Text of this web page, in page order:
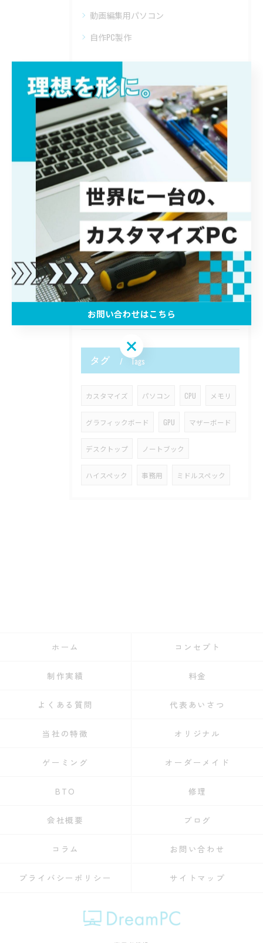
動画編集用パソコン
自作PC製作
最近の投稿 Recent Posts
2026/07/29
2026/07/29
ゲーミングパソコンのセール時期と最安値購入の攻略ポイントを徹底解説
2026/05/30
VR用PCの必要スペックを徹底比較し後悔しない選び方までわかる完全ガイド
タグ Tags
カスタマイズ パソコン CPU メモリ
グラフィックボード GPU マザーボード
デスクトップ ノートブック
ハイスペック 事務用 ミドルスペック
ホーム コンセプト
制作実績 料金
よくある質問 代表あいさつ
当社の特徴 オリジナル
ゲーミング オーダーメイド
BTO 修理
会社概要 ブログ
コラム お問い合わせ
プライバシーポリシー サイトマップ
お問い合わせはこちら
お問い合わせはこちら